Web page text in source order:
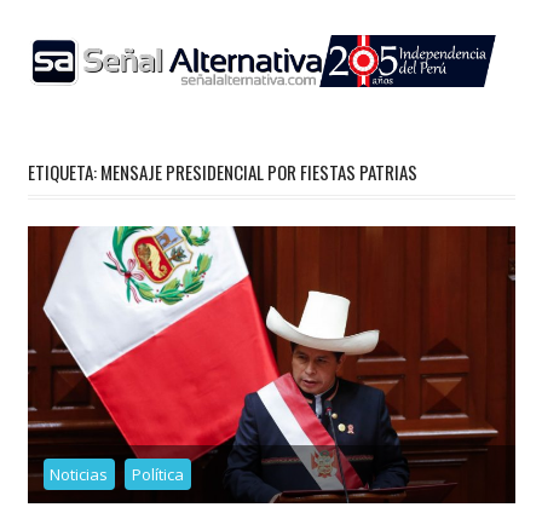
content
ETIQUETA:MENSAJE PRESIDENCIAL POR FIESTAS PATRIAS
Noticias Política